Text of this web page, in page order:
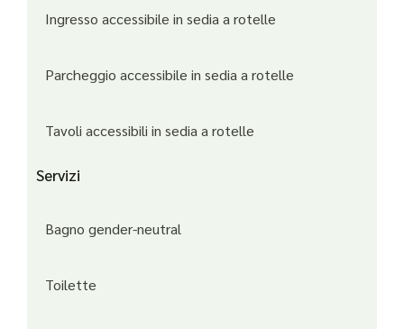
Ingresso accessibile in sedia a rotelle
Parcheggio accessibile in sedia a rotelle
Tavoli accessibili in sedia a rotelle
Servizi
Bagno gender-neutral
Toilette